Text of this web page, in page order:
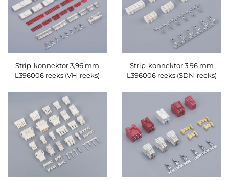
Strip-konnektor 3,96 mm
L396006 reeks (VH-reeks)
Strip-konnektor 3,96 mm
L396006 reeks (SDN-reeks)